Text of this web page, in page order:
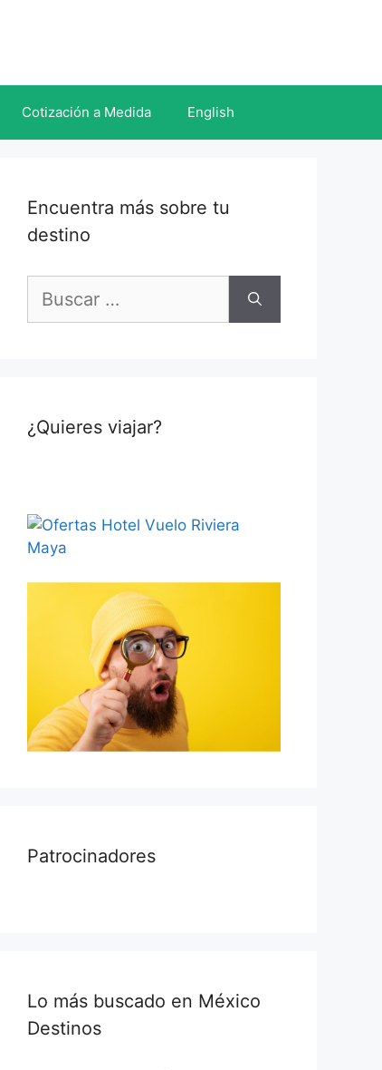
Cotización a Medida English
Encuentra más sobre tu
destino
¿Quieres viajar?
Patrocinadores
Lo más buscado en México
Destinos